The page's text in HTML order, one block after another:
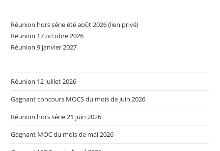
Réunion hors série été août 2026 (lien privé)
Réunion 17 octobre 2026
Réunion 9 janvier 2027
Réunion 12 juillet 2026
Gagnant concours MOCS du mois de juin 2026
Réunion hors série 21 juin 2026
Gagnant MOC du mois de mai 2026